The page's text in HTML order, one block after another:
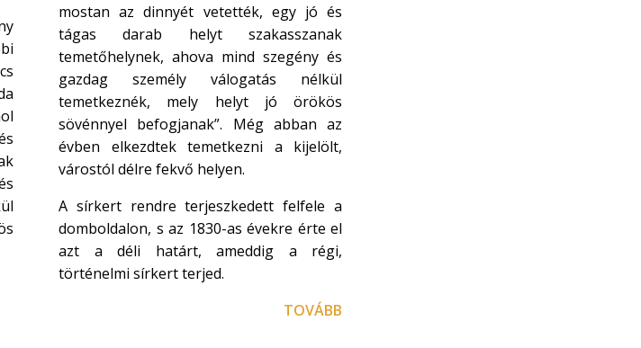
mostan az dinnyét vetették, egy jó és
tágas darab helyt szakasszanak
temetőhelynek, ahova mind szegény és
gazdag személy válogatás nélkül
temetkeznék, mely helyt jó örökös
sövénnyel befogjanak”. Még abban az
évben elkezdtek temetkezni a kijelölt,
várostól délre fekvő helyen.
A sírkert rendre terjeszkedett felfele a
domboldalon, s az 1830-as évekre érte el
azt a déli határt, ameddig a régi,
történelmi sírkert terjed.
TOVÁBB